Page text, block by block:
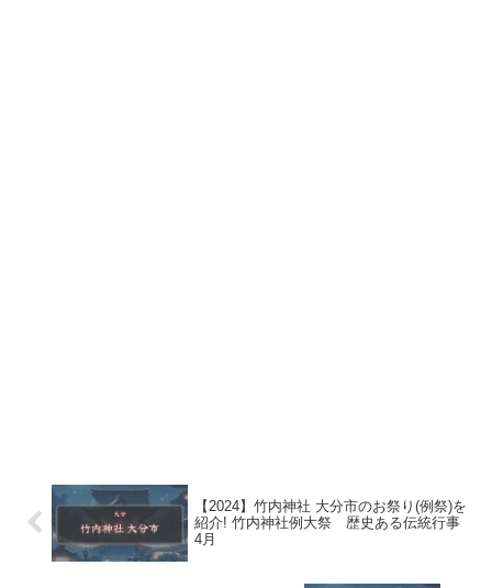
【2024】竹内神社 大分市のお祭り(例祭)を
紹介! 竹内神社例大祭 歴史ある伝統行事
4月